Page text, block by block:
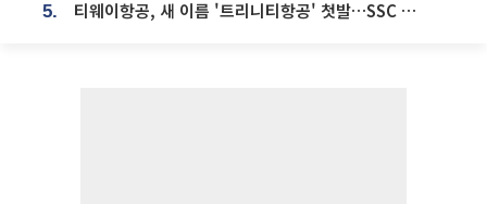
5. 티웨이항공, 새 이름 '트리니티항공' 첫발…SSC 전략 본격화